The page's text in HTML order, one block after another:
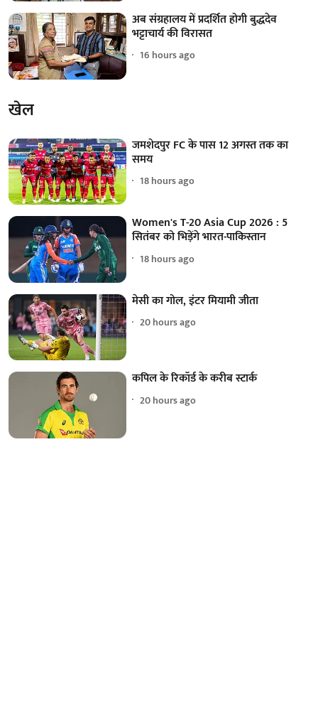
अब संग्रहालय में प्रदर्शित होगी बुद्धदेव
भट्टाचार्य की विरासत
16 hours ago
खेल
जमशेदपुर FC के पास 12 अगस्त तक का
समय
18 hours ago
Women's T-20 Asia Cup 2026 : 5
सितंबर को भिड़ेंगे भारत-पाकिस्तान
18 hours ago
मेसी का गोल, इंटर मियामी जीता
20 hours ago
कपिल के रिकॉर्ड के करीब स्टार्क
20 hours ago